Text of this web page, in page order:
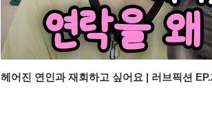
헤어진 연인과 재회하고 싶어요 | 러브픽션